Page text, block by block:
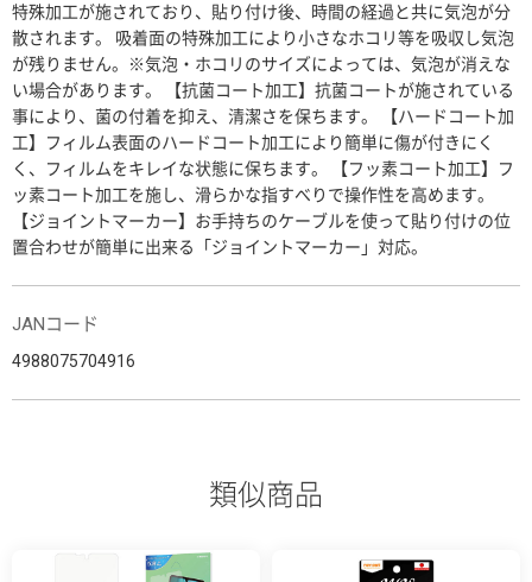
特殊加工が施されており、貼り付け後、時間の経過と共に気泡が分
散されます。 吸着面の特殊加工により小さなホコリ等を吸収し気泡
が残りません。※気泡・ホコリのサイズによっては、気泡が消えな
い場合があります。 【抗菌コート加工】抗菌コートが施されている
事により、菌の付着を抑え、清潔さを保ちます。 【ハードコート加
工】フィルム表面のハードコート加工により簡単に傷が付きにく
く、フィルムをキレイな状態に保ちます。 【フッ素コート加工】フ
ッ素コート加工を施し、滑らかな指すべりで操作性を高めます。
【ジョイントマーカー】お手持ちのケーブルを使って貼り付けの位
置合わせが簡単に出来る「ジョイントマーカー」対応。
JANコード
4988075704916
類似商品